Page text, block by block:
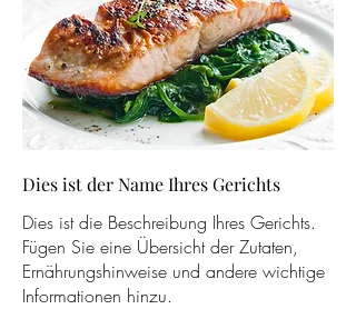
Dies ist der Name Ihres Gerichts
Dies ist die Beschreibung Ihres Gerichts.
Fügen Sie eine Übersicht der Zutaten,
Ernährungshinweise und andere wichtige
Informationen hinzu.